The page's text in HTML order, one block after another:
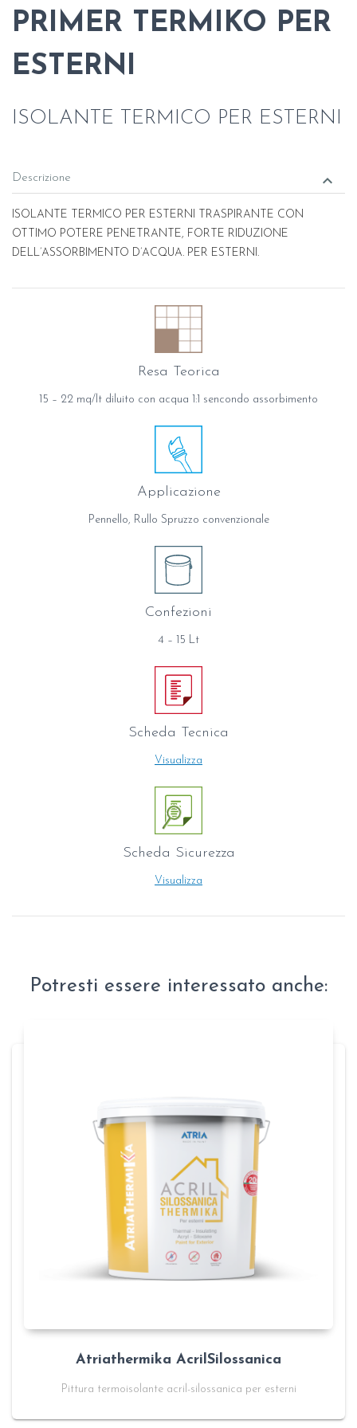
PRIMER TERMIKO PER
ESTERNI
ISOLANTE TERMICO PER ESTERNI
Descrizione keyboard_arrow_down
ISOLANTE TERMICO PER ESTERNI TRASPIRANTE CON
OTTIMO POTERE PENETRANTE, FORTE RIDUZIONE
DELL’ASSORBIMENTO D’ACQUA. PER ESTERNI.
Resa Teorica
15 – 22 mq/lt diluito con acqua 1:1 sencondo assorbimento
Applicazione
Pennello, Rullo Spruzzo convenzionale
Confezioni
4 – 15 Lt
Scheda Tecnica
Visualizza
Scheda Sicurezza
Visualizza
Potresti essere interessato anche:
Atriathermika AcrilSilossanica
Pittura termoisolante acril-silossanica per esterni